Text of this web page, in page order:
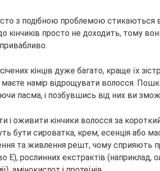
з подібною проблемою стикаються
кінчиків просто не доходить, тому
кінців дуже багато, краще їх
намір відрощувати волосся.
пасма, і позбувшись від них ви
і оживити кінчики волосся за
бути сироватка, крем, есенція або
та живлення решт, чому сприяють
Е), рослинних екстрактів (наприклад,